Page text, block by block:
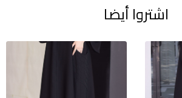
اشتروا أيضا